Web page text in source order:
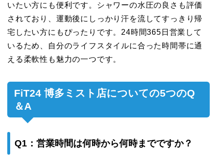
いたい方にも便利です。シャワーの水圧の良さも評価
されており、運動後にしっかり汗を流してすっきり帰
宅したい方にもぴったりです。24時間365日営業して
いるため、自分のライフスタイルに合った時間帯に通
える柔軟性も魅力の一つです。
FiT24 博多ミスト店についての5つのQ
＆A
Q1：営業時間は何時から何時までですか？